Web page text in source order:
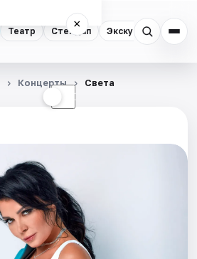
Театр Стендап Экскурсии
×
☾
Концерты Света